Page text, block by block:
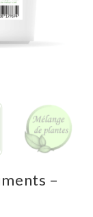
–